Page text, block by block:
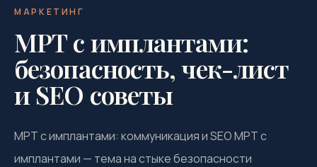
МАРКЕТИНГ
МРТ с имплантами:
безопасность, чек-лист
и SEO советы
МРТ с имплантами: коммуникация и SEO МРТ с
имплантами — тема на стыке безопасности